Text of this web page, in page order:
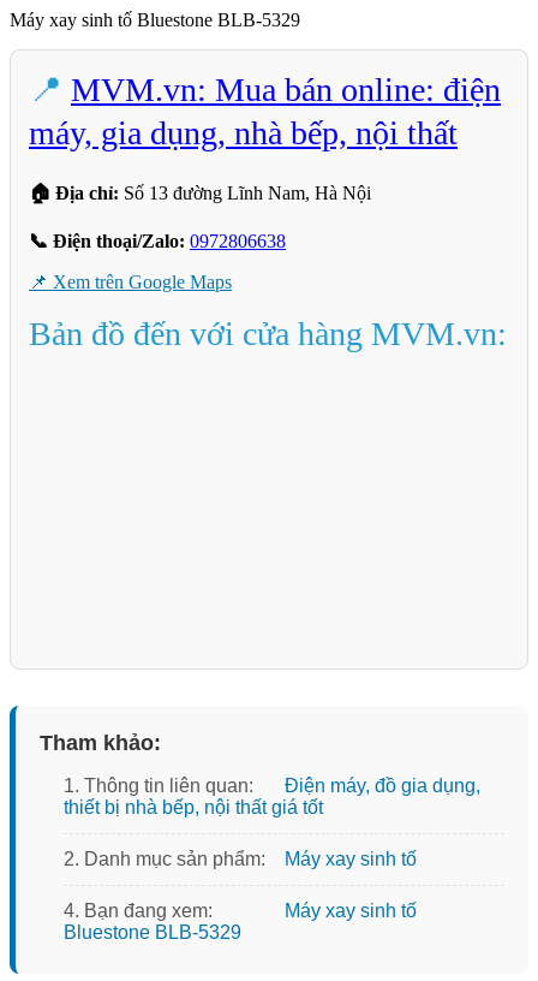
Máy xay sinh tố Bluestone BLB-5329
📍 MVM.vn: Mua bán online: điện
máy, gia dụng, nhà bếp, nội thất
🏠 Địa chỉ: Số 13 đường Lĩnh Nam, Hà Nội
📞 Điện thoại/Zalo: 0972806638
📌 Xem trên Google Maps
Bản đồ đến với cửa hàng MVM.vn:
Tham khảo:
1. Thông tin liên quan:
Điện máy, đồ gia dụng,
thiết bị nhà bếp, nội thất giá tốt
2. Danh mục sản phẩm: Máy xay sinh tố
4. Bạn đang xem:
Máy xay sinh tố
Bluestone BLB-5329